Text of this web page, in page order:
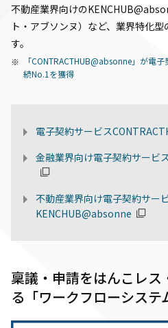
不動産業界向けの
ト・アブソンヌ）など、業界特化
す。
「CONTRACTHUB@absonne」が電
続No.1を獲得
電子契約サービス
金融業界向け電子契約サービ
不動産業界向け電子契約サー
KENCHUB@absonne
稟議・申請をはんこレ
る「ワークフローシステ